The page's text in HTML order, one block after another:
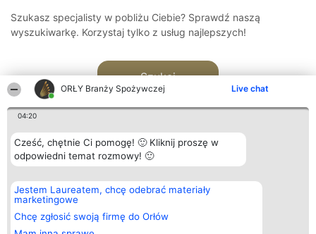
ORŁY Branży Spożywczej Live chat
04:20
Cześć, chętnie Ci pomogę! 🙂 Kliknij proszę w
odpowiedni temat rozmowy! 🙂
Jestem Laureatem, chcę odebrać materiały
marketingowe
Chcę zgłosić swoją firmę do Orłów
Szukasz specjalisty w pobliżu Ciebie? Sprawdź naszą
wyszukiwarkę. Korzystaj tylko z usług najlepszych!
Szukaj
Organizator plebiscytu
Bright Side Solutions sp. z o.
o. sp. k.
ul. Ruska 22
Wrocław 50-079
Plebiscyt
Laureaci
wszystkich
Laureatów
Kontakt
Kontakt